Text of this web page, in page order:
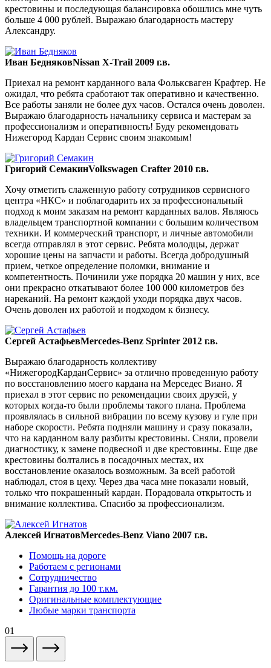
крестовины и последующая балансировка обошлись мне чуть
больше 4 000 рублей. Выражаю благодарность мастеру
Александру.
Иван БедняковNissan X-Trail 2009 г.в.
Приехал на ремонт карданного вала Фольксваген Крафтер. Не
ожидал, что ребята сработают так оперативно и качественно.
Все работы заняли не более дух часов. Остался очень доволен.
Выражаю благодарность начальнику сервиса и мастерам за
профессионализм и оперативность! Буду рекомендовать
Нижегород Кардан Сервис своим знакомым!
Григорий СемакинVolkswagen Crafter 2010 г.в.
Хочу отметить слаженную работу сотрудников сервисного
центра «НКС» и поблагодарить их за профессиональный
подход к моим заказам на ремонт карданных валов. Являюсь
владельцем транспортной компании с большим количеством
техники. И коммерческий транспорт, и личные автомобили
всегда отправлял в этот сервис. Ребята молодцы, держат
хорошие цены на запчасти и работы. Всегда добродушный
прием, четкое определение поломки, внимание и
компетентность. Починили уже порядка 20 машин у них, все
они прекрасно откатывают более 100 000 километров без
нареканий. На ремонт каждой уходи порядка двух часов.
Очень доволен их работой и подходом к бизнесу.
Сергей АстафьевMercedes-Benz Sprinter 2012 г.в.
Выражаю благодарность коллективу
«НижегородКарданСервис» за отлично проведенную работу
по восстановлению моего кардана на Мерседес Виано. Я
приехал в этот сервис по рекомендации своих друзей, у
которых когда-то были проблемы такого плана. Проблема
проявлялась в сильной вибрации по всему кузову и гуле при
наборе скорости. Ребята подняли машину и сразу показали,
что на карданном валу разбиты крестовины. Сняли, провели
диагностику, к замене подвесной и две крестовины. Еще две
крестовины болтались в посадочных местах, их
восстановление оказалось возможным. За всей работой
наблюдал, стоя в цеху. Через два часа мне показали новый,
только что покрашенный кардан. Порадовала открытость и
внимание коллектива. Спасибо за профессионализм.
Алексей ИгнатовMercedes-Benz Viano 2007 г.в.
Помощь на дороге
Работаем с регионами
Сотрудничество
Гарантия до 100 т.км.
Оригинальные комплектующие
Любые марки транспорта
01